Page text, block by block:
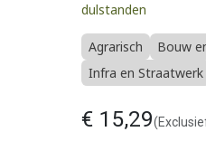
dulstanden
Agrarisch Bouw
Infra en Straatwerk
€ 15,29